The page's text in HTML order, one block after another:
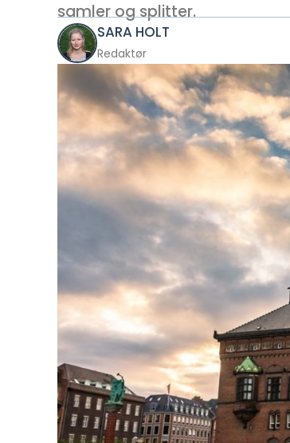
samler og splitter.
SARA HOLT
Redaktør